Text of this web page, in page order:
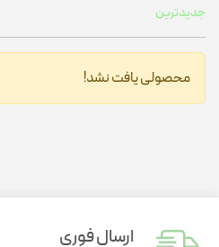
جدیدترین
محصولی یافت نشد!
ارسال فوری